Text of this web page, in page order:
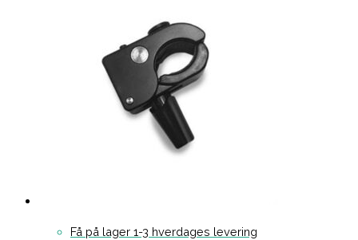
Få på lager 1-3 hverdages levering